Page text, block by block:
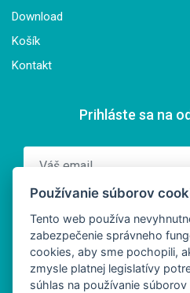
Download
Košík
Kontakt
Prihláste sa na
Súhlasím so spracovaním
Používanie súborov
Tento web používa
zabezpečenie správneho
cookies, aby sme pochopili,
zmysle platnej legislatívy
súhlas na používanie